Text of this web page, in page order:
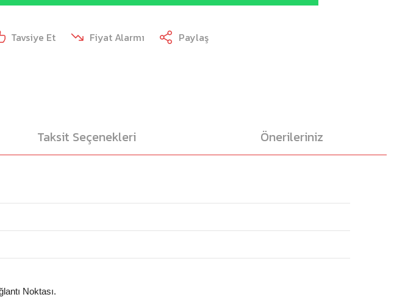
Tavsiye Et Fiyat Alarmı Paylaş
Taksit Seçenekleri Önerileriniz
Noktası.